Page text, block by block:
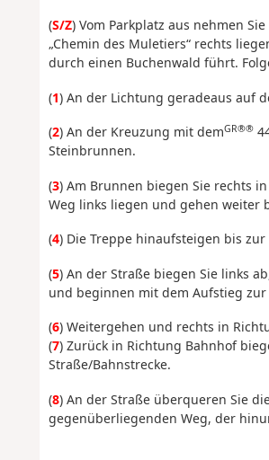
(S/Z) Vom Parkplatz aus nehmen
„Chemin des Muletiers“ rechts
durch einen Buchenwald führt.
(1) An der Lichtung geradeaus auf
(2) An der Kreuzung mit demGR®®
Steinbrunnen.
(3) Am Brunnen biegen Sie rechts
Weg links liegen und gehen weiter
(4) Die Treppe hinaufsteigen bis
(5) An der Straße biegen Sie links
und beginnen mit dem Aufstieg
(6) Weitergehen und rechts in
(7) Zurück in Richtung Bahnhof
Straße/Bahnstrecke.
(8) An der Straße überqueren Sie
gegenüberliegenden Weg, der